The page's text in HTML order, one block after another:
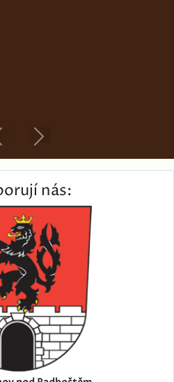
Previous
nás: